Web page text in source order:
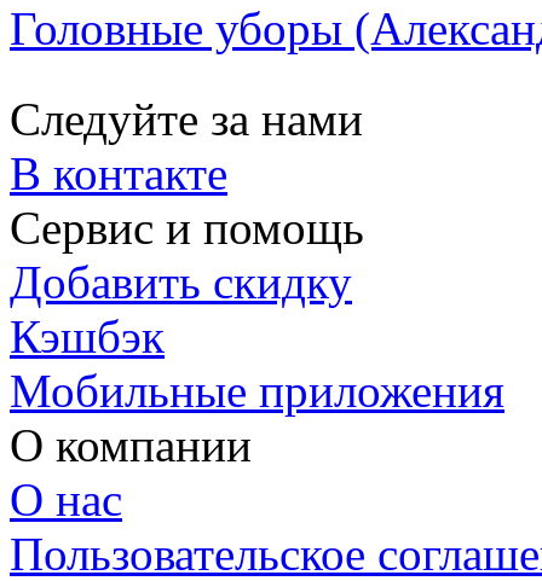
Головные уборы
Следуйте за нами
В контакте
Сервис и помощь
Добавить скидку
Кэшбэк
Мобильные приложения
О компании
О нас
Пользовательское